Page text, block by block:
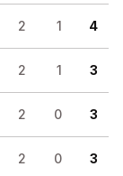
2 1 4
2 1 3
2 0 3
2 0 3